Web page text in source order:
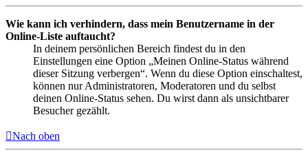
Wie kann ich verhindern, dass mein Benutzername in der
Online-Liste auftaucht?
In deinem persönlichen Bereich findest du in den
Einstellungen eine Option „Meinen Online-Status während
dieser Sitzung verbergen“. Wenn du diese Option einschaltest,
können nur Administratoren, Moderatoren und du selbst
deinen Online-Status sehen. Du wirst dann als unsichtbarer
Besucher gezählt.
Nach oben